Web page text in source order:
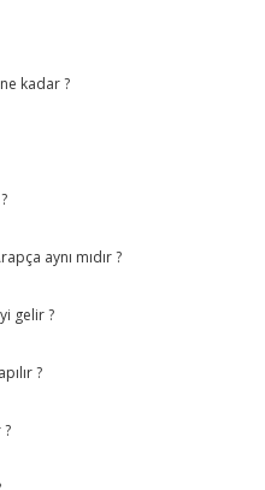
kadar ?
aynı mıdır ?
gelir ?
?